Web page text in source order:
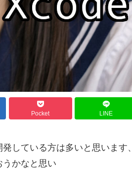
Pocket LINE
している方は多いと思います、
かなと思い